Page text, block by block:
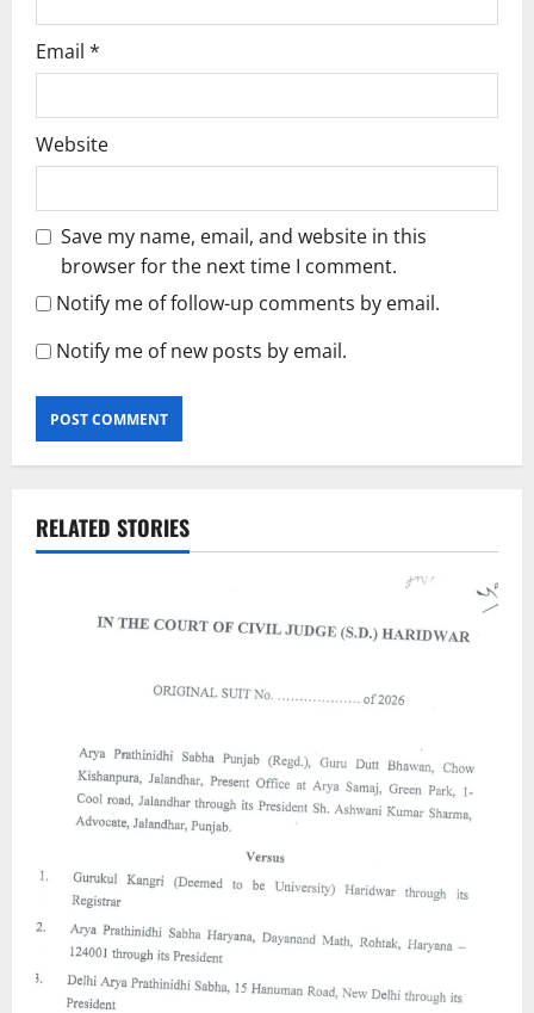
Email *
Website
Save my name, email, and website in this
browser for the next time I comment.
Notify me of follow-up comments by email.
Notify me of new posts by email.
RELATED STORIES